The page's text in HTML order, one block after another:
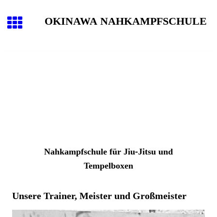
OKINAWA NAHKAMPFSCHULE
Nahkampfschule für Jiu-Jitsu und
Tempelboxen
Unsere Trainer, Meister und Großmeister